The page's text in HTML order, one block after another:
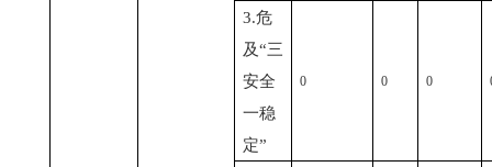
3.危
及“三
安全
一稳
定”
0 0 0